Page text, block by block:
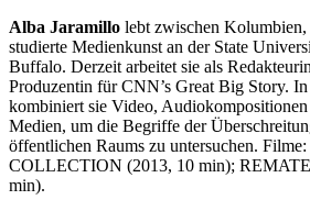
Alba Jaramillo lebt zwischen
studierte Medienkunst an der State
Buffalo. Derzeit arbeitet sie als
Produzentin fürCNN’s Great Big Story.
kombiniert sie Video, Audiokompositionen
Medien, um die Begriffe der
öffentlichen Raums zu untersuchen. Filme:
COLLECTION (2013, 10 min); REMATE
min).